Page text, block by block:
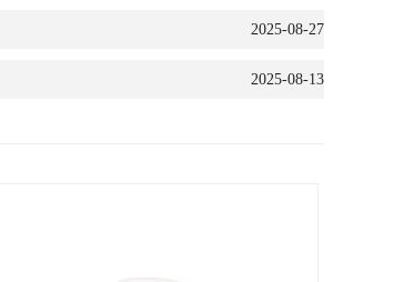
2025-08-27
2025-08-13